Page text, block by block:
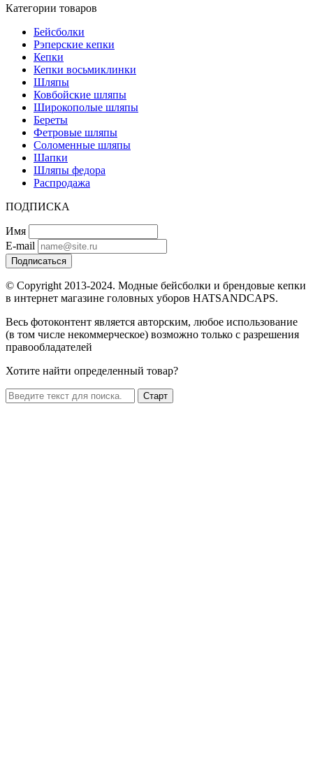
Категории товаров
Бейсболки
Рэперские кепки
Кепки
Кепки восьмиклинки
Шляпы
Ковбойские шляпы
Широкополые шляпы
Береты
Фетровые шляпы
Соломенные шляпы
Шапки
Шляпы федора
Распродажа
ПОДПИСКА
Имя
E-mail
Подписаться
© Copyright 2013-2024. Модные бейсболки и брендовые кепки
в интернет магазине головных уборов HATSANDCAPS.
Весь фотоконтент является авторским, любое использование
(в том числе некоммерческое) возможно только с разрешения
правообладателей
Хотите найти определенный товар?
Старт